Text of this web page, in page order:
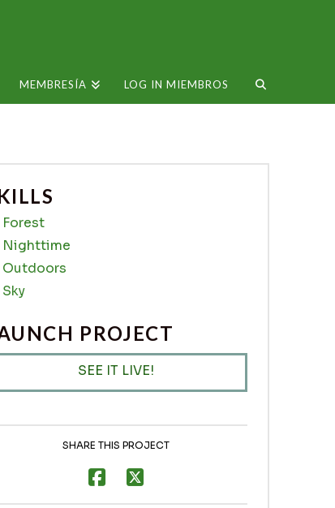
MEMBRESÍA LOG IN MIEMBROS
Forest
Nighttime
Outdoors
Sky
PROJECT
SEE IT LIVE!
SHARE THIS PROJECT